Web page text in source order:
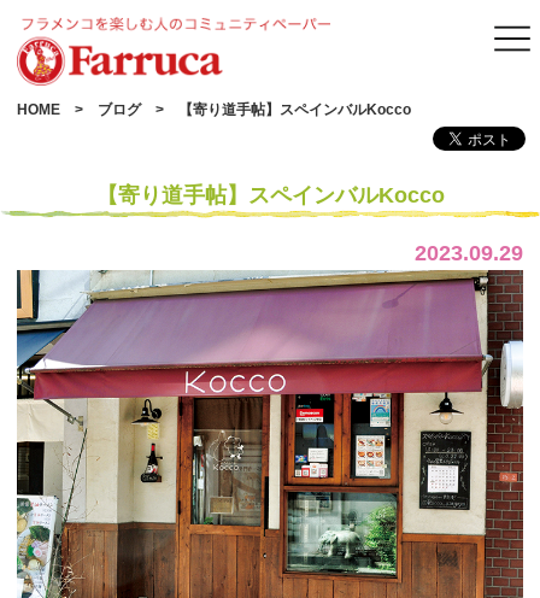
HOME ブログ 【寄り道手帖】スペインバルKocco
【寄り道手帖】スペインバルKocco
2023.09.29